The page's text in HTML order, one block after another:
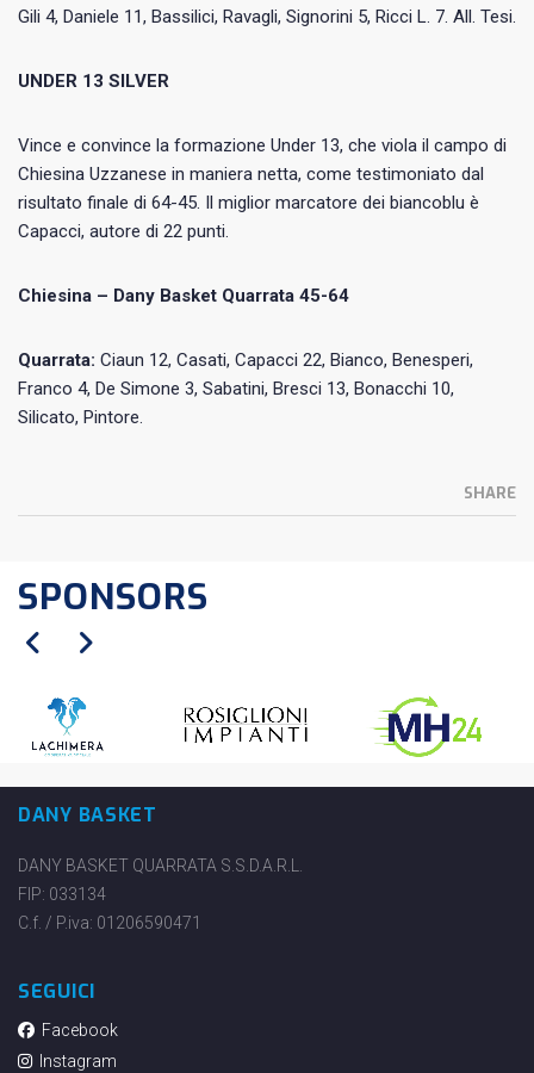
Gili 4, Daniele 11, Bassilici, Ravagli, Signorini 5, Ricci L. 7. All. Tesi.
UNDER 13 SILVER
Vince e convince la formazione Under 13, che viola il campo di
Chiesina Uzzanese in maniera netta, come testimoniato dal
risultato finale di 64-45. Il miglior marcatore dei biancoblu è
Capacci, autore di 22 punti.
Chiesina – Dany Basket Quarrata 45-64
Quarrata: Ciaun 12, Casati, Capacci 22, Bianco, Benesperi,
Franco 4, De Simone 3, Sabatini, Bresci 13, Bonacchi 10,
Silicato, Pintore.
SHARE
SPONSORS
DANY BASKET
DANY BASKET QUARRATA S.S.D.A.R.L.
FIP: 033134
C.f. / P.iva: 01206590471
SEGUICI
Facebook
Instagram